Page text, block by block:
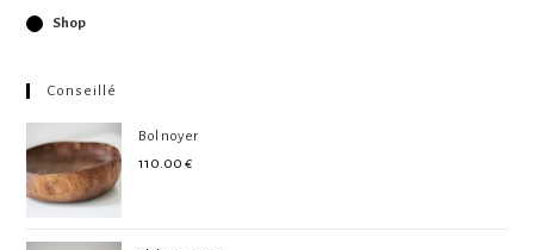
Shop
Conseillé
Bol noyer
110.00€